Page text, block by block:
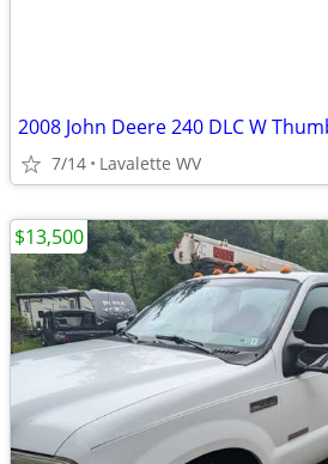
2008 John Deere 240 DLC W
7/14 Lavalette WV
$13,500